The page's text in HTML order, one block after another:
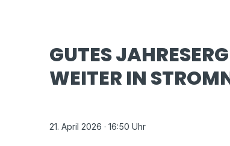
GUTES
WEITER IN
21. April 2026 · 16:50 Uhr